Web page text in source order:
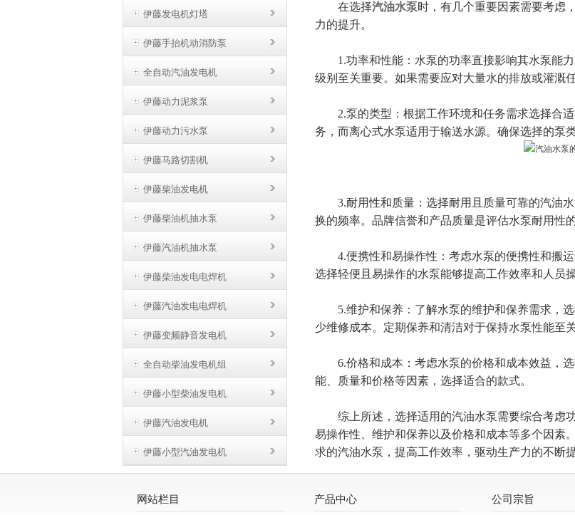
伊藤发电机灯塔
伊藤手抬机动消防泵
全自动汽油发电机
伊藤动力泥浆泵
伊藤动力污水泵
伊藤马路切割机
伊藤柴油发电机
伊藤柴油机抽水泵
伊藤汽油机抽水泵
伊藤柴油发电电焊机
伊藤汽油发电电焊机
伊藤变频静音发电机
全自动柴油发电机组
伊藤小型柴油发电机
伊藤汽油发电机
伊藤小型汽油发电机
在选择汽油水泵时，有几个重要因素需要考虑
力的提升。
1.功率和性能：水泵的功率直接影响其水泵能力
级别至关重要。如果需要应对大量水的排放或灌溉
2.泵的类型：根据工作环境和任务需求选择合适
务，而离心式水泵适用于输送水源。确保选择的泵
3.耐用性和质量：选择耐用且质量可靠的汽油水
换的频率。品牌信誉和产品质量是评估水泵耐用性
4.便携性和易操作性：考虑水泵的便携性和搬运
选择轻便且易操作的水泵能够提高工作效率和人员
5.维护和保养：了解水泵的维护和保养需求，选
少维修成本。定期保养和清洁对于保持水泵性能至关
6.价格和成本：考虑水泵的价格和成本效益，选
能、质量和价格等因素，选择适合的款式。
综上所述，选择适用的汽油水泵需要综合考虑
易操作性、维护和保养以及价格和成本等多个因素
求的汽油水泵，提高工作效率，驱动生产力的不断提
网站栏目 产品中心 公司宗旨